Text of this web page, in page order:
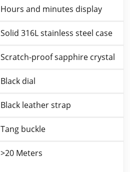
Hours and minutes display
Solid 316L stainless steel case
Scratch-proof sapphire crystal
Black dial
Black leather strap
Tang buckle
>20 Meters